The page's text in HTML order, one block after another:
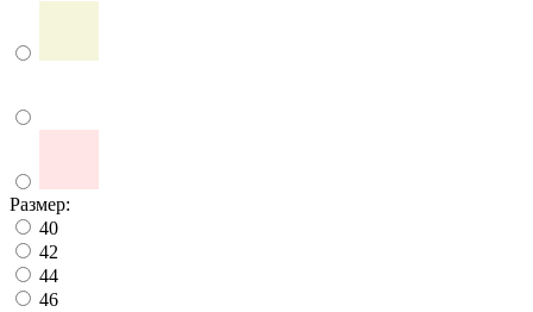
Размер:
40
42
44
46